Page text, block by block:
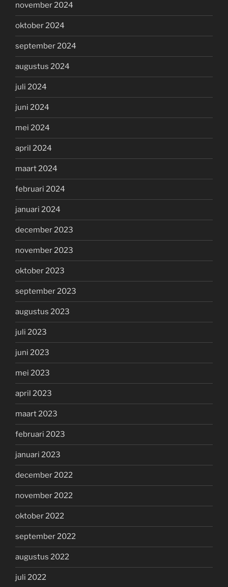
november 2024
oktober 2024
september 2024
augustus 2024
juli 2024
juni 2024
mei 2024
april 2024
maart 2024
februari 2024
januari 2024
december 2023
november 2023
oktober 2023
september 2023
augustus 2023
juli 2023
juni 2023
mei 2023
april 2023
maart 2023
februari 2023
januari 2023
december 2022
november 2022
oktober 2022
september 2022
augustus 2022
juli 2022